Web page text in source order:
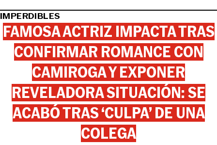
IMPERDIBLES
FAMOSA ACTRIZ IMPACTA TRAS
CONFIRMAR ROMANCE CON
CAMIROGA Y EXPONER
REVELADORA SITUACIÓN: SE
ACABÓ TRAS ‘CULPA’ DE UNA
COLEGA